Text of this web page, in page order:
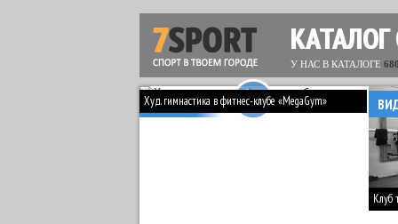
У НАС В КАТАЛОГЕ
Худ. гимнастика в фитнес-клубе «MegaGym»
ВИДЕО
Клуб